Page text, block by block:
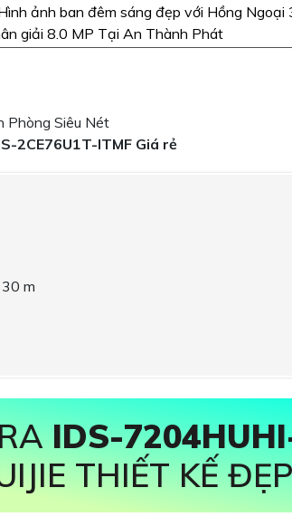
ảnh ban đêm sáng đẹp với Hồng Ngoại
giải 8.0 MP Tại An Thành Phát
2CE76U1T-ITMF Giá rẻ
m
IDS-
THIẾT KẾ